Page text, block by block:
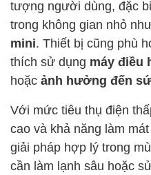
tượng người dùng, đặc
trong không gian nhỏ
mini. Thiết bị cũng phù
thích sử dụng máy điều
hoặc ảnh hưởng đến
Với mức tiêu thụ điện
cao và khả năng làm
giải pháp hợp lý trong
cần làm lạnh sâu hoặc